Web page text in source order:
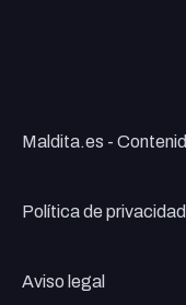
Maldita.es -
Política de privacidad
Aviso legal